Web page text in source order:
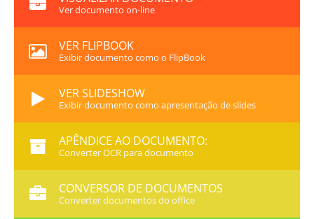
Ver documento on-line
VER FLIPBOOK
Exibir documento como o FlipBook
VER SLIDESHOW
Exibir documento como apresentação de slides
APÊNDICE AO DOCUMENTO:
Converter OCR para documento
CONVERSOR DE DOCUMENTOS
Converter documentos do office